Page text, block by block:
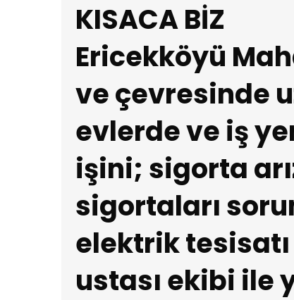
KISACA BİZ
Ericekköyü
ve çevresinde
evlerde ve iş
işini; sigorta
sigortaları
elektrik
ustası ekibi ile